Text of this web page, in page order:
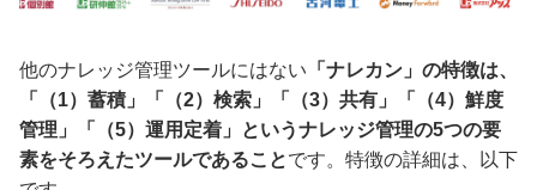
他のナレッジ管理ツールにはない 「ナレカン」の特徴は、
「（1）蓄積」「（2）検索」「（3）共有」「（4）鮮度
管理」「（5）運用定着」というナレッジ管理の5つの要
素をそろえたツールであることです。特徴の詳細は、以下